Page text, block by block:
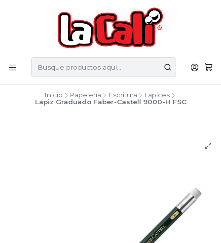
Inicio Papelería Escritura
Lapices
Lapiz Graduado Faber-Castell 9000-H FSC